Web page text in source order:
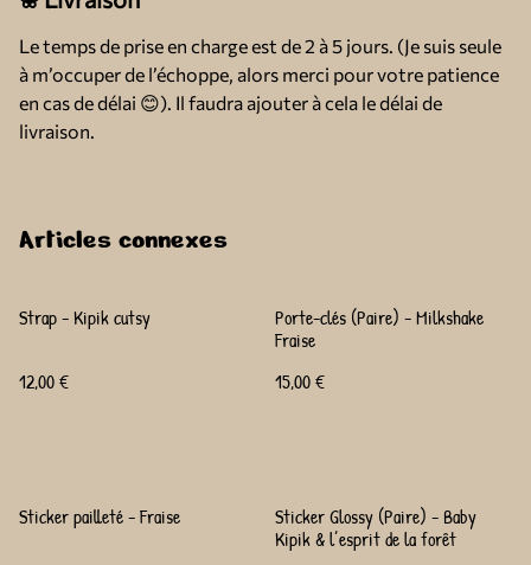
Le temps de prise en charge est de 2 à 5 jours. (Je suis seule
à m’occuper de l’échoppe, alors merci pour votre patience
en cas de délai 😊). Il faudra ajouter à cela le délai de
livraison.
Articles connexes
Strap - Kipik cutsy
12,00 €
Porte-clés (Paire) - Milkshake
Fraise
15,00 €
Sticker pailleté - Fraise
Sticker Glossy (Paire) - Baby
Kipik & l’esprit de la forêt